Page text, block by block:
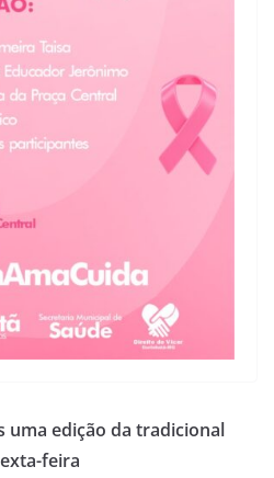
uma edição da tradicional
feira